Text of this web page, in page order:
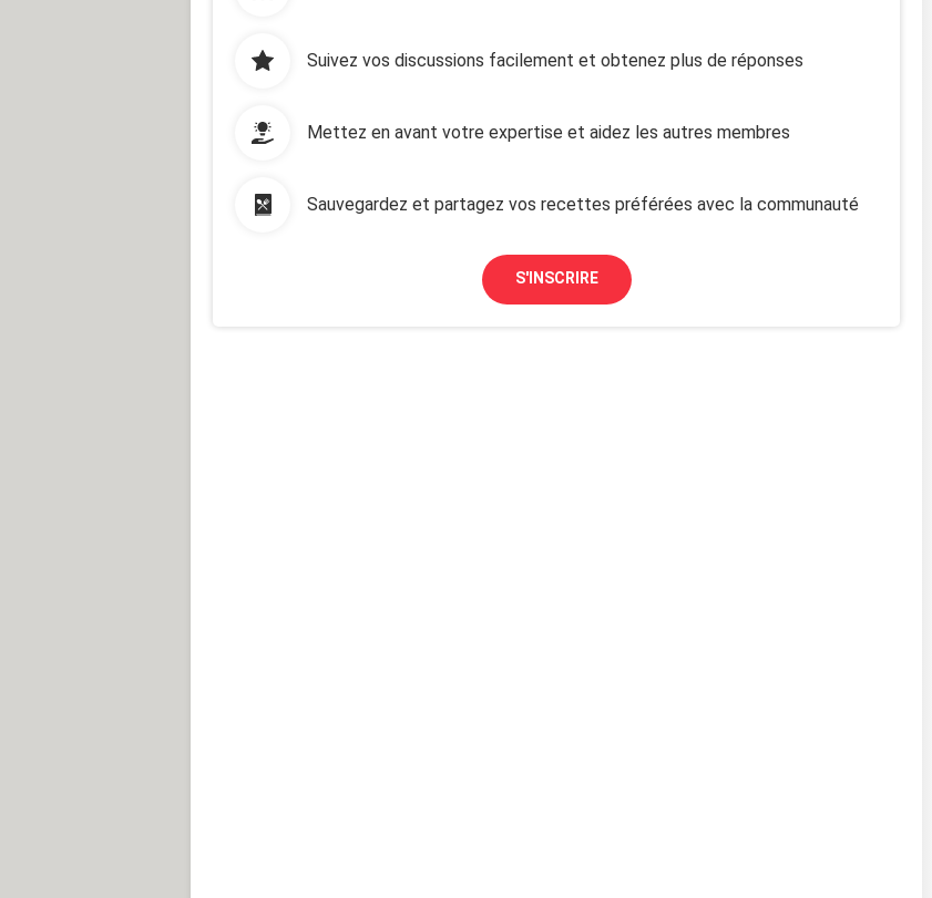
Suivez vos discussions facilement et obtenez plus de réponses
Mettez en avant votre expertise et aidez les autres membres
Sauvegardez et partagez vos recettes préférées avec la communauté
S'INSCRIRE